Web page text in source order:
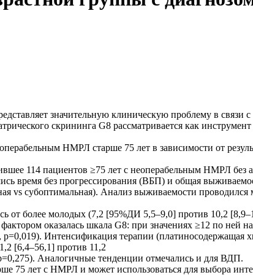
значительную клиническую проблему в связи
скрининга G8 рассматривается как
НМРЛ старше 75 лет в зависимости от
114 пациентов ≥75 лет с неоперабельным НМРЛ
время без прогрессирования (ВБП) и общая
vs субоптимальная). Анализ выживаемости
от более молодых (7,2 [95%ДИ 5,5–9,0] против 10,2
оказалась шкала G8: при значениях ≥12 по ней
Интенсификация терапии (платиносодержащая
[6,4–56,1] против 11,2
Аналогичные тенденции отмечались и для ВДП.
75 лет с НМРЛ и может использоваться для выбора